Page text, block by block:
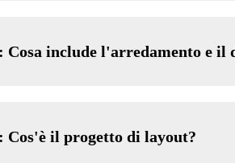
Cosa include l'arredamento e il
Cos'è il progetto di layout?